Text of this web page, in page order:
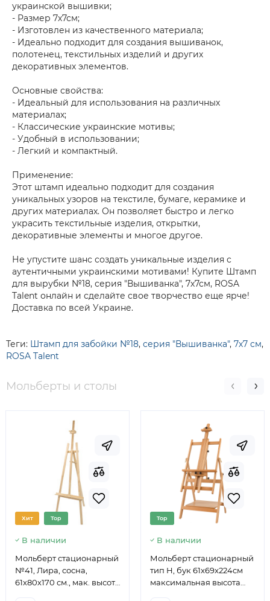
украинской вышивки;
- Размер 7х7см;
- Изготовлен из качественного материала;
- Идеально подходит для создания вышиванок,
полотенец, текстильных изделий и других
декоративных элементов.
Основные свойства:
- Идеальный для использования на различных
материалах;
- Классические украинские мотивы;
- Удобный в использовании;
- Легкий и компактный.
Применение:
Этот штамп идеально подходит для создания
уникальных узоров на текстиле, бумаге, керамике и
других материалах. Он позволяет быстро и легко
украсить текстильные изделия, открытки,
декоративные элементы и многое другое.
Не упустите шанс создать уникальные изделия с
аутентичными украинскими мотивами! Купите Штамп
для вырубки №18, серия "Вышиванка", 7х7см, ROSA
Talent онлайн и сделайте свое творчество еще ярче!
Доставка по всей Украине.
Теги: Штамп для забойки №18, серия "Вышиванка", 7х7 см,
ROSA Talent
Мольберты и столы
Хит Top
В наличии
Мольберт стационарный
№41, Лира, сосна,
61х80х170 см., мак. высота
Top
В наличии
Мольберт стационарный
тип Н, бук 61x69x224см
максимальная высота